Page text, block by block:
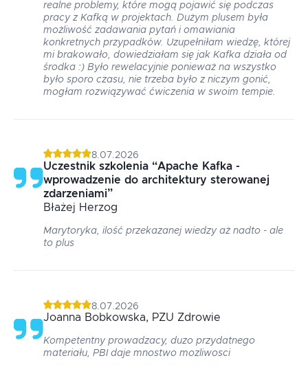
realne problemy, które mogą pojawić się podczas
pracy z Kafką w projektach. Dużym plusem była
możliwość zadawania pytań i omawiania
konkretnych przypadków. Uzupełniłam wiedzę, której
mi brakowało, dowiedziałam się jak Kafka działa od
środka :) Było rewelacyjnie ponieważ na wszystko
było sporo czasu, nie trzeba było z niczym gonić,
mogłam rozwiązywać ćwiczenia w swoim tempie.
8.07.2026
Uczestnik szkolenia “Apache Kafka -
wprowadzenie do architektury sterowanej
zdarzeniami”
Błażej Herzog
Marytoryka, ilość przekazanej wiedzy aż nadto - ale
to plus
8.07.2026
Joanna Bobkowska, PZU Zdrowie
Kompetentny prowadzacy, duzo przydatnego
materiału, PBI daje mnostwo mozliwosci